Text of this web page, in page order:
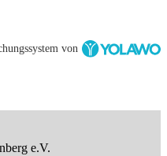
von
e.V.